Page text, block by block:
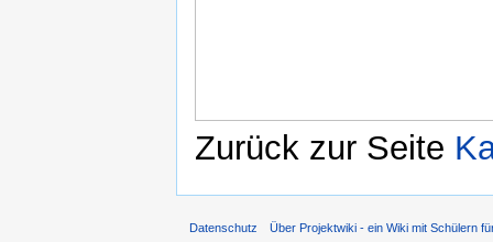
Zurück zur Seite
Datenschutz Über Projektwiki - ein Wiki mit Schülern